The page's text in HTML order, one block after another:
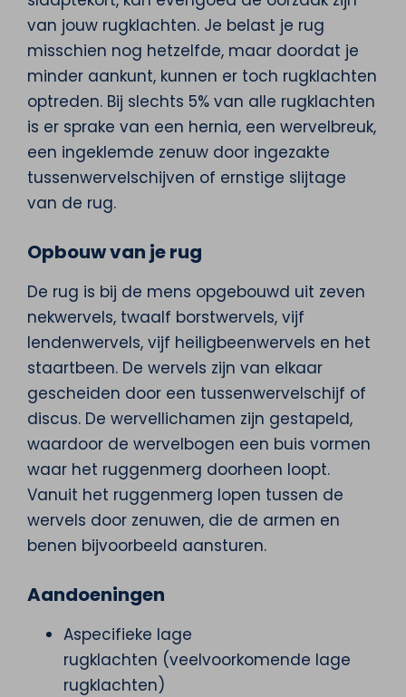
van jouw rugklachten. Je belast je rug
misschien nog hetzelfde, maar doordat je
minder aankunt, kunnen er toch rugklachten
optreden. Bij slechts 5% van alle rugklachten
is er sprake van een hernia, een wervelbreuk,
een ingeklemde zenuw door ingezakte
tussenwervelschijven of ernstige slijtage
van de rug.
Opbouw van je rug
De rug is bij de mens opgebouwd uit zeven
nekwervels, twaalf borstwervels, vijf
lendenwervels, vijf heiligbeenwervels en het
staartbeen. De wervels zijn van elkaar
gescheiden door een tussenwervelschijf of
discus. De wervellichamen zijn gestapeld,
waardoor de wervelbogen een buis vormen
waar het ruggenmerg doorheen loopt.
Vanuit het ruggenmerg lopen tussen de
wervels door zenuwen, die de armen en
benen bijvoorbeeld aansturen.
Aandoeningen
Aspecifieke lage
rugklachten (veelvoorkomende lage
rugklachten)